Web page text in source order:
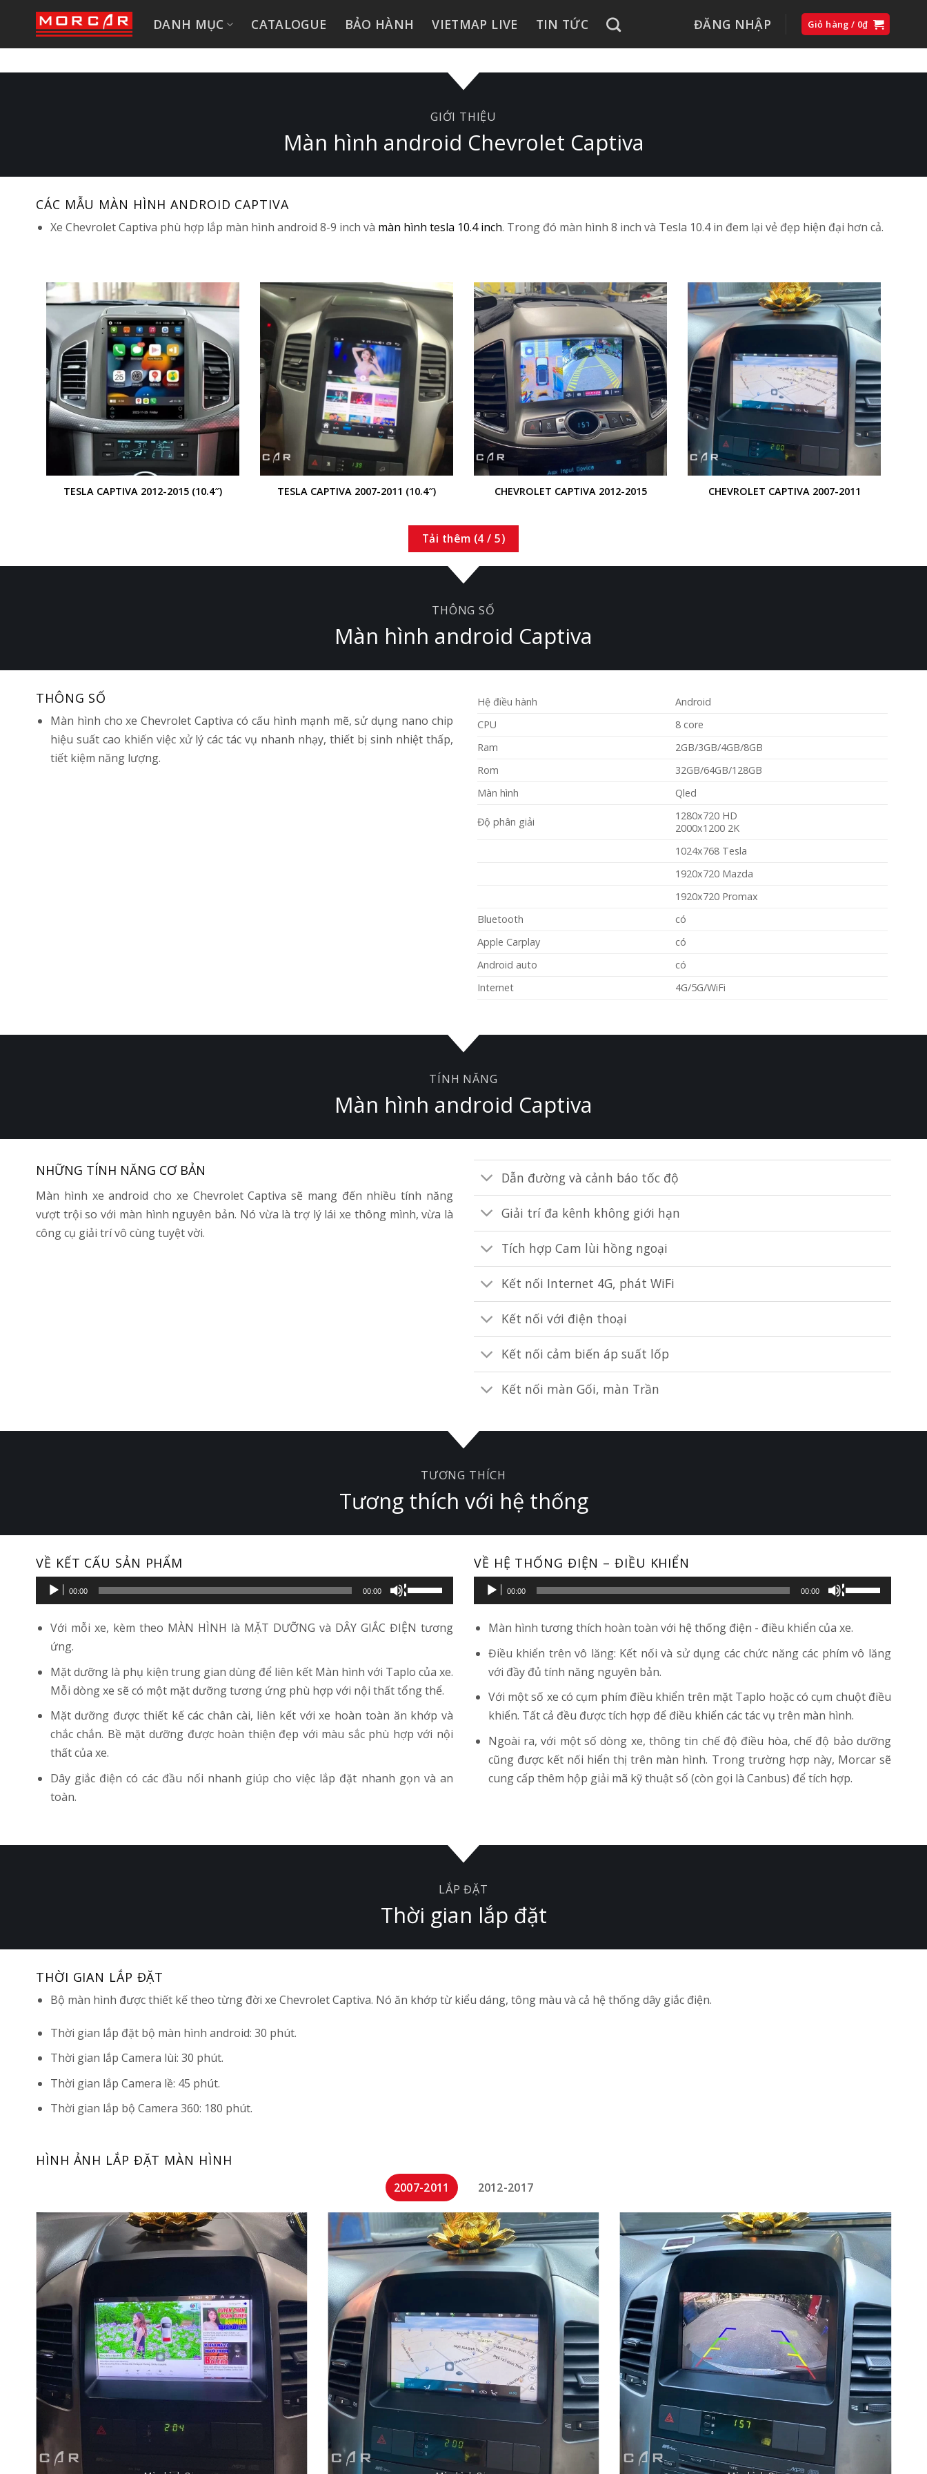
nội
DANH MỤC CATALOGUE BẢO HÀNH VIETMAP LIVE TIN TỨC ĐĂNG NHẬP Giỏ hàng / 0₫
GIỚI THIỆU
Màn hình android Chevrolet Captiva
CÁC MẪU MÀN HÌNH ANDROID CAPTIVA
Xe Chevrolet Captiva phù hợp lắp màn hình android 8-9 inch và màn hình tesla 10.4 inch. Trong đó màn hình 8 inch và Tesla 10.4 in đem lại vẻ đẹp hiện đại hơn cả.
TESLA CAPTIVA 2012-2015 (10.4″)
+
TESLA CAPTIVA 2007-2011 (10.4″)
+
CHEVROLET CAPTIVA 2012-2015
+
CHEVROLET CAPTIVA 2007-2011
Tải thêm (4 / 5)
THÔNG SỐ
Màn hình android Captiva
THÔNG SỐ
Màn hình cho xe Chevrolet Captiva có cấu hình mạnh mẽ, sử dụng nano chip
hiệu suất cao khiến việc xử lý các tác vụ nhanh nhạy, thiết bị sinh nhiệt thấp,
tiết kiệm năng lượng.
Hệ điều hành
Android
CPU
8 core
Ram
2GB/3GB/4GB/8GB
Rom
32GB/64GB/128GB
Màn hình
Qled
Độ phân giải
1280x720 HD
2000x1200 2K
1024x768 Tesla
1920x720 Mazda
1920x720 Promax
Bluetooth
có
Apple Carplay
có
Android auto
có
Internet
4G/5G/WiFi
TÍNH NĂNG
Màn hình android Captiva
NHỮNG TÍNH NĂNG CƠ BẢN
Màn hình xe android cho xe Chevrolet Captiva sẽ mang đến nhiều tính năng
vượt trội so với màn hình nguyên bản. Nó vừa là trợ lý lái xe thông mình, vừa là
công cụ giải trí vô cùng tuyệt vời.
Dẫn đường và cảnh báo tốc độ
Giải trí đa kênh không giới hạn
Tích hợp Cam lùi hồng ngoại
Kết nối Internet 4G, phát WiFi
Kết nối với điện thoại
Kết nối cảm biến áp suất lốp
Kết nối màn Gối, màn Trần
TƯƠNG THÍCH
Tương thích với hệ thống
VỀ KẾT CẤU SẢN PHẨM
Trình
phát
âm
thanh
00:00 00:00
Sử
dụng
các
tên
Lên/Xuống
để
tăng
Với mỗi xe, kèm theo MÀN HÌNH là MẶT DƯỠNG và DÂY GIẮC ĐIỆN tương
ứng.
Mặt dưỡng là phụ kiện trung gian dùng để liên kết Màn hình với Taplo của xe.
Mỗi dòng xe sẽ có một mặt dưỡng tương ứng phù hợp với nội thất tổng thể.
Mặt dưỡng được thiết kế các chân cài, liên kết với xe hoàn toàn ăn khớp và
chắc chắn. Bề mặt dưỡng được hoàn thiện đẹp với màu sắc phù hợp với nội
thất của xe.
Dây giắc điện có các đầu nối nhanh giúp cho việc lắp đặt nhanh gọn và an
toàn.
VỀ HỆ THỐNG ĐIỆN – ĐIỀU KHIỂN
Trình
phát
00:00 00:00
Sử
dụng
mũi
Lên/Xuống
để
tăng
hoặc
Màn hình tương thích hoàn toàn với hệ thống điện - điều khiển của xe.
Điều khiển trên vô lăng: Kết nối và sử dụng các chức năng các phím vô lăng
với đầy đủ tính năng nguyên bản.
Với một số xe có cụm phím điều khiển trên mặt Taplo hoặc có cụm chuột điều
khiển. Tất cả đều được tích hợp để điều khiển các tác vụ trên màn hình.
Ngoài ra, với một số dòng xe, thông tin chế độ điều hòa, chế độ bảo dưỡng
cũng được kết nối hiển thị trên màn hình. Trong trường hợp này, Morcar sẽ
cung cấp thêm hộp giải mã kỹ thuật số (còn gọi là Canbus) để tích hợp.
LẮP ĐẶT
Thời gian lắp đặt
THỜI GIAN LẮP ĐẶT
Bộ màn hình được thiết kế theo từng đời xe Chevrolet Captiva. Nó ăn khớp từ kiểu dáng, tông màu và cả hệ thống dây giắc điện.
Thời gian lắp đặt bộ màn hình android: 30 phút.
Thời gian lắp Camera lùi: 30 phút.
Thời gian lắp Camera lề: 45 phút.
Thời gian lắp bộ Camera 360: 180 phút.
HÌNH ẢNH LẮP ĐẶT MÀN HÌNH
2007-2011 2012-2017